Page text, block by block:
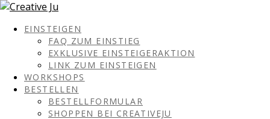
EINSTEIGEN
FAQ ZUM EINSTIEG
EXKLUSIVE EINSTEIGERAKTION
LINK ZUM EINSTEIGEN
WORKSHOPS
BESTELLEN
BESTELLFORMULAR
SHOPPEN BEI CREATIVEJU